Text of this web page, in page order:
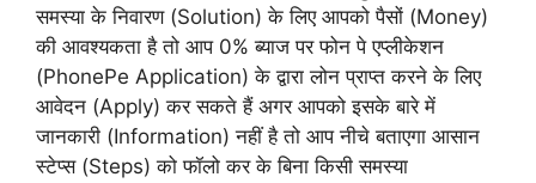
समस्या के निवारण (Solution) के लिए आपको पैसों (Money)
की आवश्यकता है तो आप 0% ब्याज पर फोन पे एप्लीकेशन
(PhonePe Application) के द्वारा लोन प्राप्त करने के लिए
आवेदन (Apply) कर सकते हैं अगर आपको इसके बारे में
जानकारी (Information) नहीं है तो आप नीचे बताएगा आसान
स्टेप्स (Steps) को फॉलो कर के बिना किसी समस्या